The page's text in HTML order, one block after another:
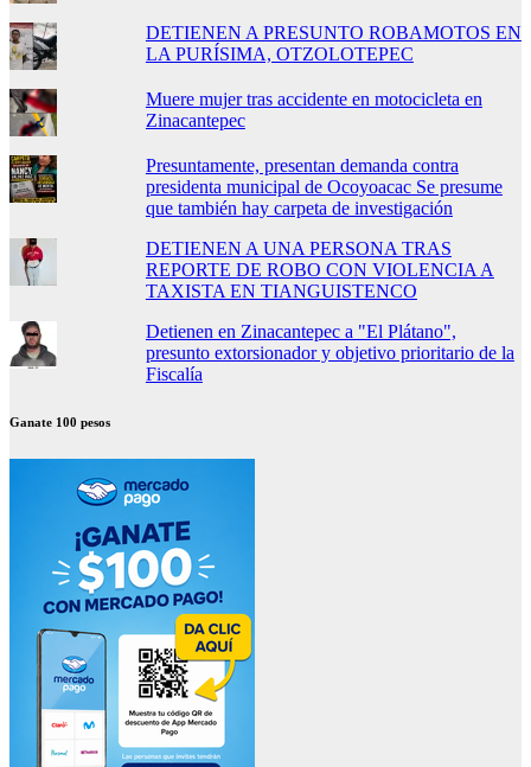
DETIENEN A PRESUNTO ROBAMOTOS EN
LA PURÍSIMA, OTZOLOTEPEC
Muere mujer tras accidente en motocicleta en
Zinacantepec
Presuntamente, presentan demanda contra
presidenta municipal de Ocoyoacac Se presume
que también hay carpeta de investigación
DETIENEN A UNA PERSONA TRAS
REPORTE DE ROBO CON VIOLENCIA A
TAXISTA EN TIANGUISTENCO
Detienen en Zinacantepec a "El Plátano",
presunto extorsionador y objetivo prioritario de la
Fiscalía
Ganate 100 pesos